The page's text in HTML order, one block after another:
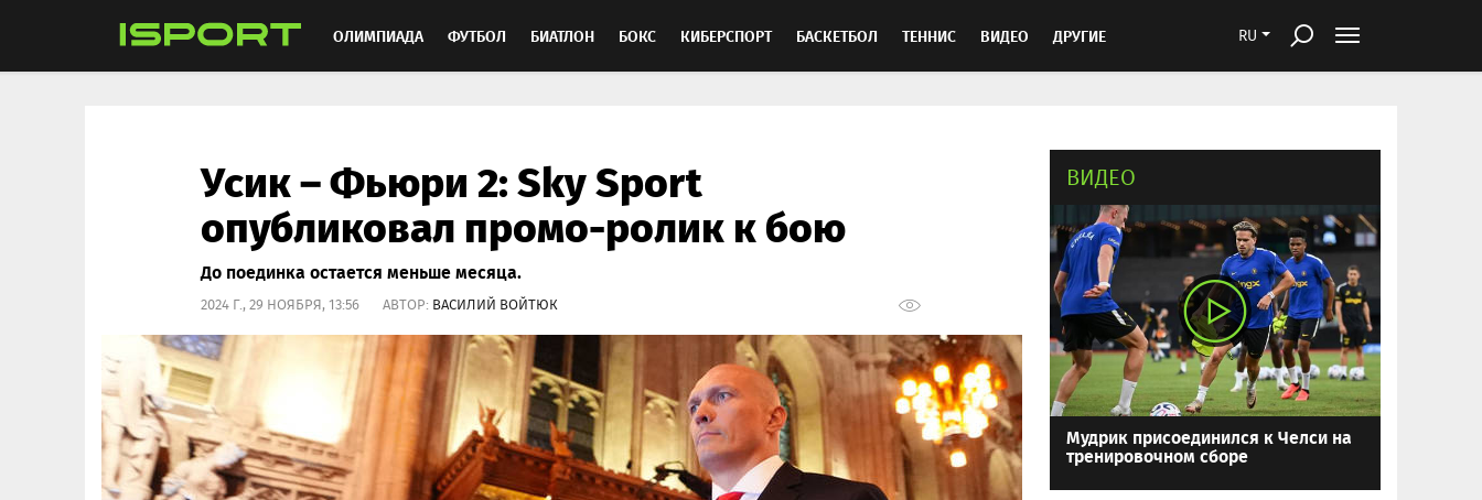
RU
ОЛИМПИАДА ФУТБОЛ БИАТЛОН БОКС КИБЕРСПОРТ БАСКЕТБОЛ ТЕННИС ВИДЕО ДРУГИЕ
Усик – Фьюри 2: Sky Sport
опубликовал промо-ролик к бою
До поединка остается меньше месяца.
2024 Г., 29 НОЯБРЯ, 13:56 АВТОР: ВАСИЛИЙ ВОЙТЮК
ВИДЕО
Мудрик присоединился к Челси на
тренировочном сборе